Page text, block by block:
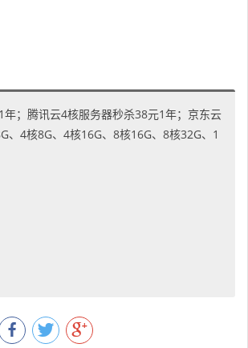
；腾讯云4核服务器秒杀38元1年；京东云
4核8G、4核16G、8核16G、8核32G、1